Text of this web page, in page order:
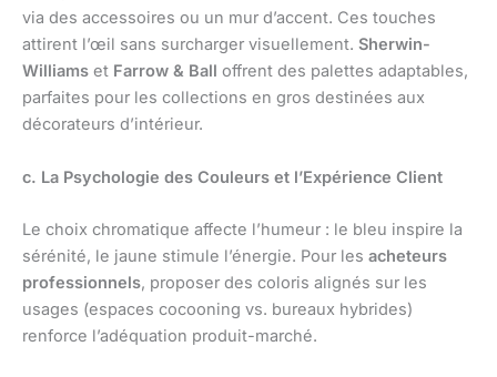
via des accessoires ou un mur d’accent. Ces touches
attirent l’œil sans surcharger visuellement. Sherwin-
Williams et Farrow & Ball offrent des palettes adaptables,
parfaites pour les collections en gros destinées aux
décorateurs d’intérieur.
c. La Psychologie des Couleurs et l’Expérience Client
Le choix chromatique affecte l’humeur : le bleu inspire la
sérénité, le jaune stimule l’énergie. Pour les acheteurs
professionnels, proposer des coloris alignés sur les
usages (espaces cocooning vs. bureaux hybrides)
renforce l’adéquation produit-marché.